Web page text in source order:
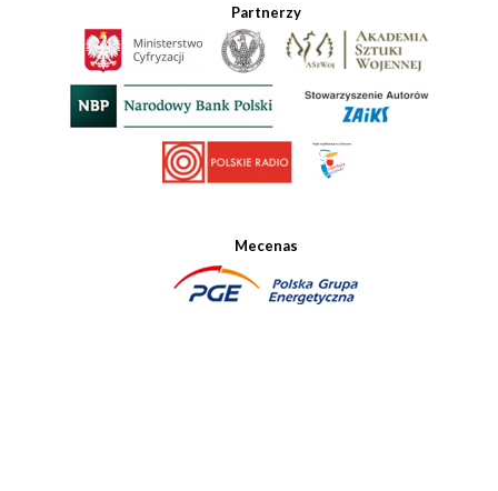
Partnerzy
Mecenas